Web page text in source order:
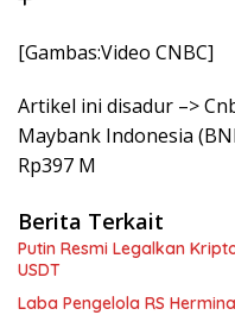
[Gambas:Video CNBC]
Artikel ini disadur –>
Maybank Indonesia
Rp397 M
Berita Terkait
Putin Resmi Legalkan
USDT
Laba Pengelola RS